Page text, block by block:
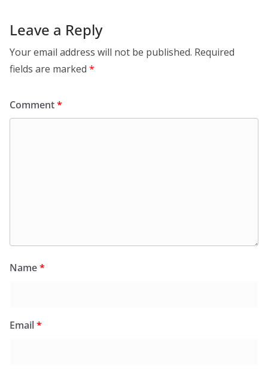
Leave a Reply
Your email address will not be published. Required
fields are marked *
Comment*
Name*
Email*